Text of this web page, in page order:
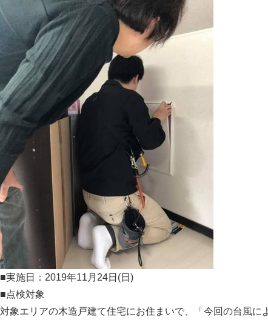
■実施日：2019年11月24日(日)
■点検対象
対象エリアの木造戸建て住宅にお住まいで、「今回の台風